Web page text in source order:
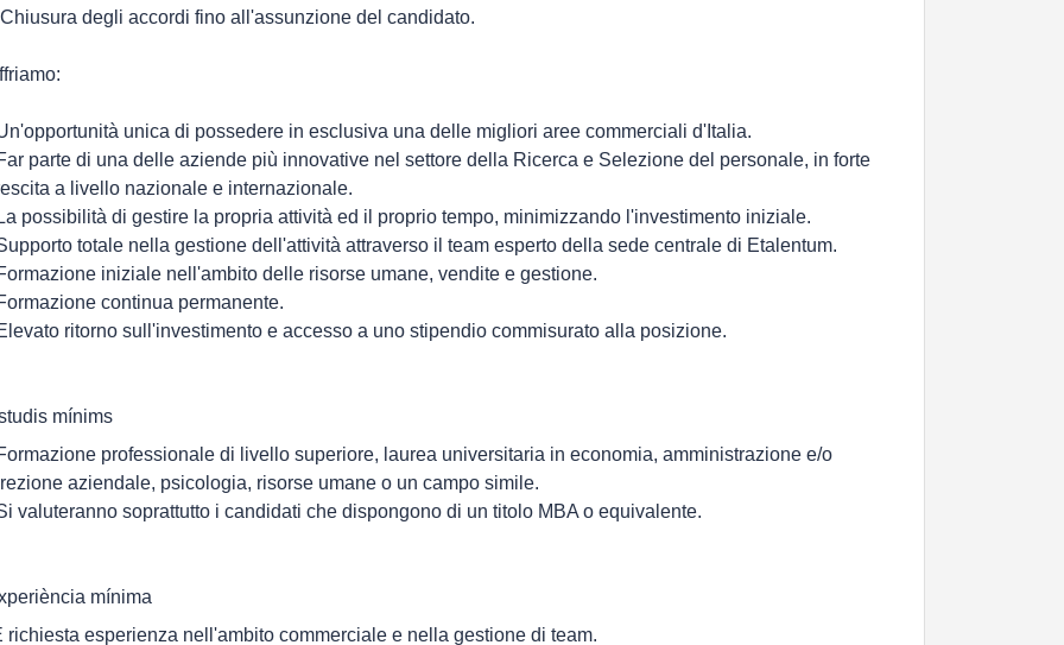
degli accordi fino all'assunzione del candidato.
unica di possedere in esclusiva una delle migliori aree commerciali d'Italia.
parte di una delle aziende più innovative nel settore della Ricerca e Selezione del personale, in forte
a livello nazionale e internazionale.
possibilità di gestire la propria attività ed il proprio tempo, minimizzando l'investimento iniziale.
totale nella gestione dell'attività attraverso il team esperto della sede centrale di Etalentum.
iniziale nell'ambito delle risorse umane, vendite e gestione.
continua permanente.
ritorno sull'investimento e accesso a uno stipendio commisurato alla posizione.
mínims
professionale di livello superiore, laurea universitaria in economia, amministrazione e/o
aziendale, psicologia, risorse umane o un campo simile.
valuteranno soprattutto i candidati che dispongono di un titolo MBA o equivalente.
mínima
richiesta esperienza nell'ambito commerciale e nella gestione di team.